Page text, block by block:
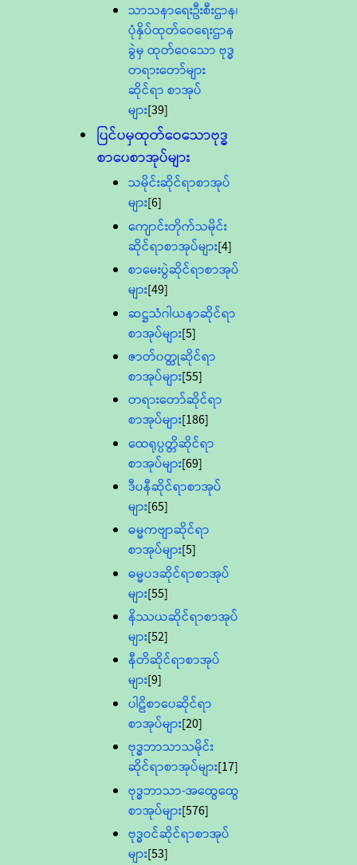
သာသနာရေးဦးစီးဌာန၊
ပုံနှိပ်ထုတ်ဝေရေးဌာန
ခွဲမှ ထုတ်ဝေသော ဗုဒ္ဓ
တရားတော်များ
ဆိုင်ရာ စာအုပ်
များ[39]
ပြင်ပမှထုတ်ဝေသောဗုဒ္ဓ
စာပေစာအုပ်များ
သမိုင်းဆိုင်ရာစာအုပ်
များ[6]
ကျောင်းတိုက်သမိုင်း
ဆိုင်ရာစာအုပ်များ[4]
စာမေးပွဲဆိုင်ရာစာအုပ်
များ[49]
ဆဋ္ဌသံဂါယနာဆိုင်ရာ
စာအုပ်များ[5]
ဇာတ်၀တ္ထုဆိုင်ရာ
စာအုပ်များ[55]
တရားတော်ဆိုင်ရာ
စာအုပ်များ[186]
ထေရုပ္ပတ္တိဆိုင်ရာ
စာအုပ်များ[69]
ဒီပနီဆိုင်ရာစာအုပ်
များ[65]
ဓမ္မကဗျာဆိုင်ရာ
စာအုပ်များ[5]
ဓမ္မပဒဆိုင်ရာစာအုပ်
များ[55]
နိဿယဆိုင်ရာစာအုပ်
များ[52]
နီတိဆိုင်ရာစာအုပ်
များ[9]
ပါဠိစာပေဆိုင်ရာ
စာအုပ်များ[20]
ဗုဒ္ဓဘာသာသမိုင်း
ဆိုင်ရာစာအုပ်များ[17]
ဗုဒ္ဓဘာသာ-အထွေထွေ
စာအုပ်များ[576]
ဗုဒ္ဓဝင်ဆိုင်ရာစာအုပ်
များ[53]